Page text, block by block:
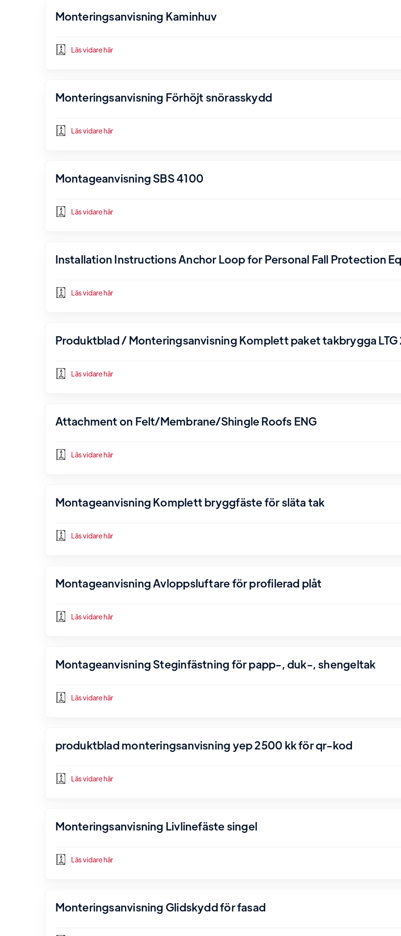
Monteringsanvisning Kaminhuv
Läs vidare här
Monteringsanvisning Förhöjt snörasskydd
Läs vidare här
Montageanvisning SBS 4100
Läs vidare här
Installation Instructions Anchor Loop for Personal Fall Protection
Läs vidare här
Produktblad / Monteringsanvisning Komplett paket takbrygga LTG
Läs vidare här
Attachment on Felt/Membrane/Shingle Roofs ENG
Läs vidare här
Montageanvisning Komplett bryggfäste för släta tak
Läs vidare här
Montageanvisning Avloppsluftare för profilerad plåt
Läs vidare här
Montageanvisning Steginfästning för papp-, duk-, shengeltak
Läs vidare här
produktblad monteringsanvisning yep 2500 kk för qr-kod
Läs vidare här
Monteringsanvisning Livlinefäste singel
Läs vidare här
Monteringsanvisning Glidskydd för fasad